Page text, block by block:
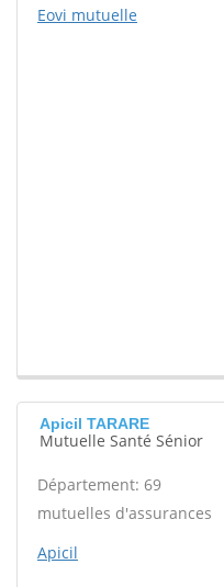
Eovi mutuelle
Apicil TARARE
Mutuelle Santé Sénior
Département: 69
mutuelles d'assurances
Apicil